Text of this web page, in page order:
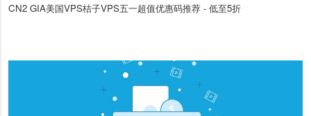
CN2 GIA美国VPS桔子VPS五一超值优惠码推荐 - 低至5折